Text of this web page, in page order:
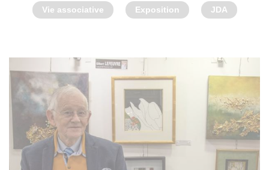
Vie associative Exposition JDA